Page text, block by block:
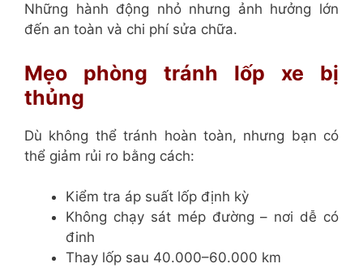
Những hành động nhỏ nhưng ảnh hưởng lớn
đến an toàn và chi phí sửa chữa.
Mẹo phòng tránh lốp xe bị
thủng
Dù không thể tránh hoàn toàn, nhưng bạn có
thể giảm rủi ro bằng cách:
Kiểm tra áp suất lốp định kỳ
Không chạy sát mép đường – nơi dễ có
đinh
Thay lốp sau 40.000–60.000 km